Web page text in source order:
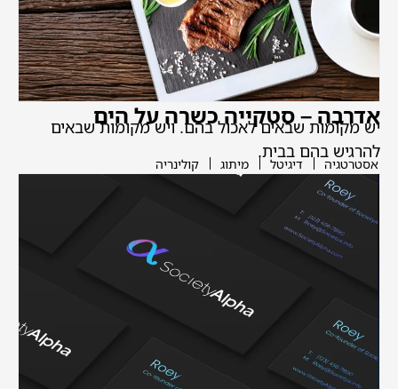
אדרבה – סטקייה כשרה על הים
יש מקומות שבאים לאכול בהם. ויש מקומות שבאים
להרגיש בהם בבית.
אסטרטגיה דיגיטל מיתוג קולינריה